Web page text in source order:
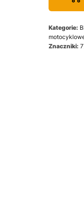
Kategorie:
Znaczniki: